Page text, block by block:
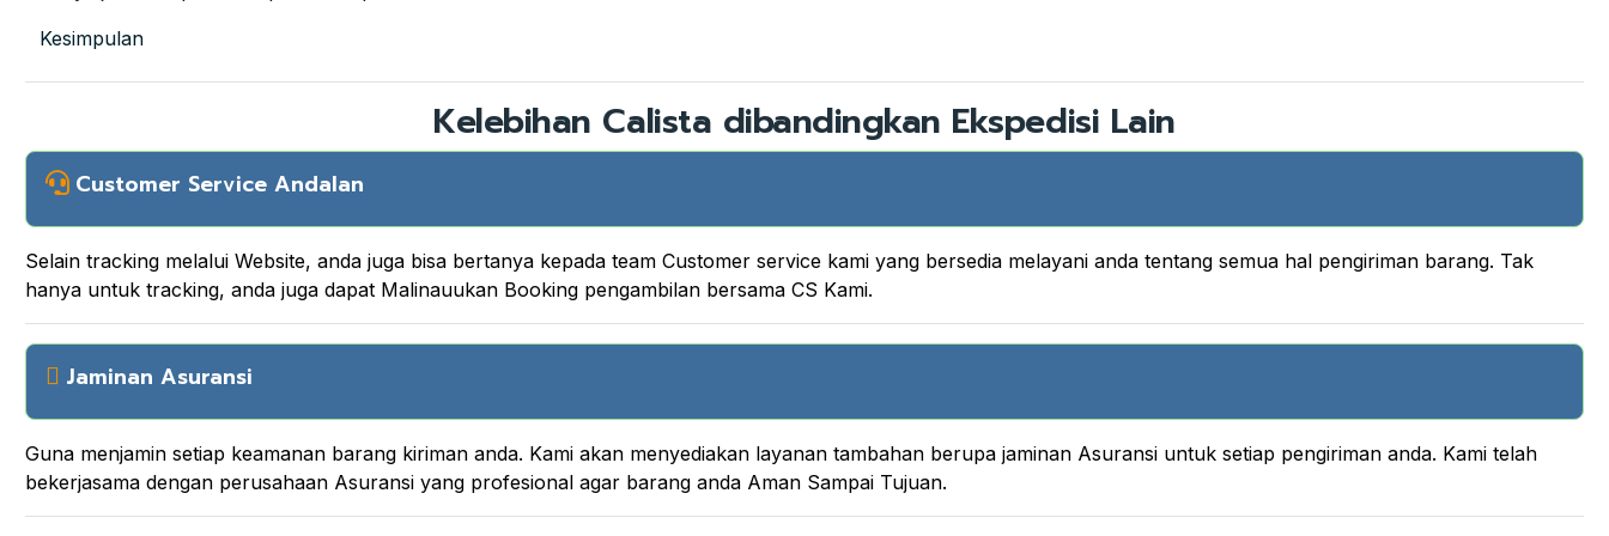
Kesimpulan
Kelebihan Calista dibandingkan Ekspedisi Lain
Customer Service Andalan
Selain tracking melalui Website, anda juga bisa bertanya kepada team Customer service kami yang bersedia melayani anda tentang semua hal pengiriman barang. Tak
hanya untuk tracking, anda juga dapat Malinauukan Booking pengambilan bersama CS Kami.
Jaminan Asuransi
Guna menjamin setiap keamanan barang kiriman anda. Kami akan menyediakan layanan tambahan berupa jaminan Asuransi untuk setiap pengiriman anda. Kami telah
bekerjasama dengan perusahaan Asuransi yang profesional agar barang anda Aman Sampai Tujuan.